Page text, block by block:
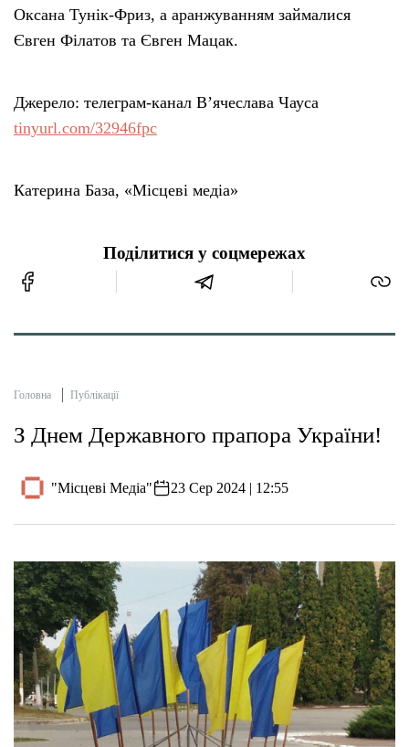
Оксана Тунік-Фриз, а аранжуванням займалися
Євген Філатов та Євген Мацак.
Джерело: телеграм-канал Вʼячеслава Чауса
tinyurl.com/32946fpc
Катерина База, «Місцеві медіа»
Поділитися у соцмережах
Головна Публікації
З Днем Державного прапора України!
"Місцеві Медіа" 23 Сер 2024 | 12:55